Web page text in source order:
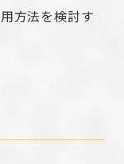
方法を検討す